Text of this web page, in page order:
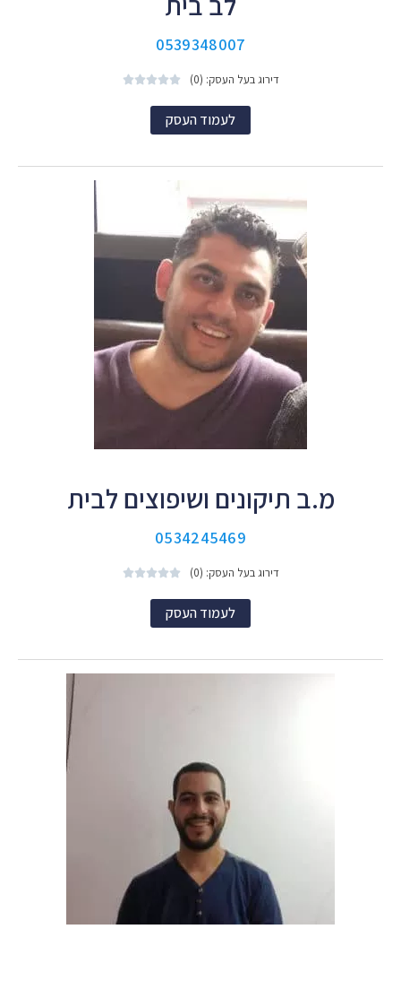
0539348007
דירוג בעל העסק: (0) 




לעמוד העסק
מ.ב תיקונים ושיפוצים לבית
0534245469
דירוג בעל העסק: (0) 




לעמוד העסק